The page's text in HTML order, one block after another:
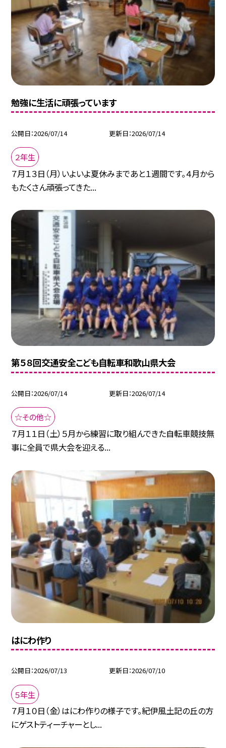
勉強に生活に頑張っています
公開日 2026/07/14 更新日 2026/07/14
２年生
７月１３日（月）いよいよ夏休みまであと１週間です。４月から
もたくさん頑張ってきた...
第５８回交通安全こども自転車和歌山県大会
公開日 2026/07/14 更新日 2026/07/14
☆その他☆
７月１１日（土）５月から練習に取り組んできた自転車競技無
事に全員で県大会を迎える...
はにわ作り
公開日 2026/07/13 更新日 2026/07/10
５年生
７月１０日（金）はにわ作りの様子です。紀伊風土記の丘の方
にゲストティーチャーとし...